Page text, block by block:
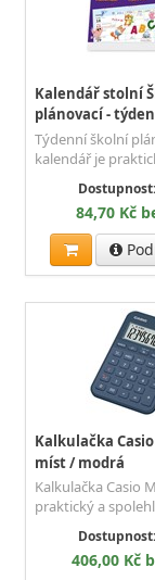
Kalendář stolní
plánovací -
Týdenní školní
kalendář je
Dostupnost:
84,70 Kč
Kalkulačka Casio
míst / modrá
Kalkulačka Casio
praktický a
Dostupnost:
406,00 Kč